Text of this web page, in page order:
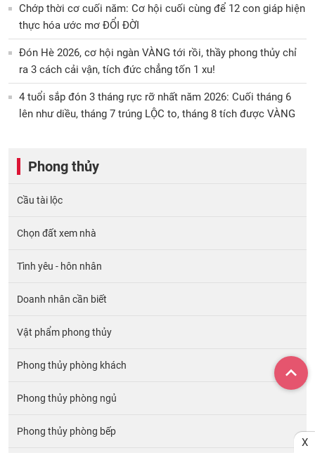
Chớp thời cơ cuối năm: Cơ hội cuối cùng để 12 con giáp hiện
thực hóa ước mơ ĐỔI ĐỜI
Đón Hè 2026, cơ hội ngàn VÀNG tới rồi, thầy phong thủy chỉ
ra 3 cách cải vận, tích đức chẳng tốn 1 xu!
4 tuổi sắp đón 3 tháng rực rỡ nhất năm 2026: Cuối tháng 6
lên như diều, tháng 7 trúng LỘC to, tháng 8 tích được VÀNG
Phong thủy
Cầu tài lộc
Chọn đất xem nhà
Tình yêu - hôn nhân
Doanh nhân cần biết
Vật phẩm phong thủy
Phong thủy phòng khách
Phong thủy phòng ngủ
Phong thủy phòng bếp
X